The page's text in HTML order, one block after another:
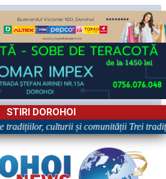
STIRI DOROHOI
culturii și comunității Trei